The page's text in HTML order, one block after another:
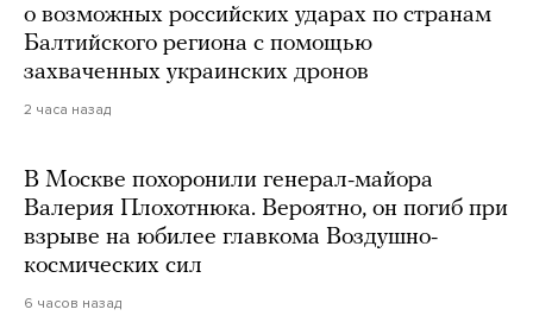
о возможных российских ударах по странам
Балтийского региона с помощью
захваченных украинских дронов
2 часа назад
В Москве похоронили генерал-майора
Валерия Плохотнюка. Вероятно, он погиб при
взрыве на юбилее главкома Воздушно-
космических сил
6 часов назад